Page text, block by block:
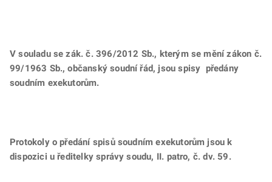
V souladu se zák. č. 396/2012 Sb., kterým se mění zákon č.
99/1963 Sb., občanský soudní řád, jsou spisy předány
soudním exekutorům.
Protokoly o předání spisů soudním exekutorům jsou k
dispozici u ředitelky správy soudu, II. patro, č. dv. 59.